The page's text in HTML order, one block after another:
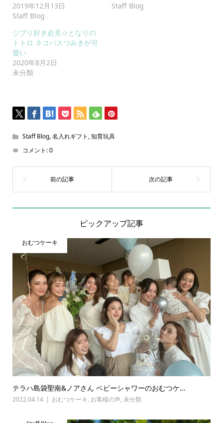
2019年12月13日
Staff Blog
Staff Blog
ジブリ好き必見☆となりの
トトロ ネコバスつみきが可
愛い
2020年8月2日
未分類
Staff Blog,名入れギフト ,知育玩具
コメント:0
ピックアップ記事
おむつケーキ
テラハ島袋聖南&ノアさん ベビーシャワーのおむつケ...
2022.04.14 おむつケーキ, お客様の声, 未分類